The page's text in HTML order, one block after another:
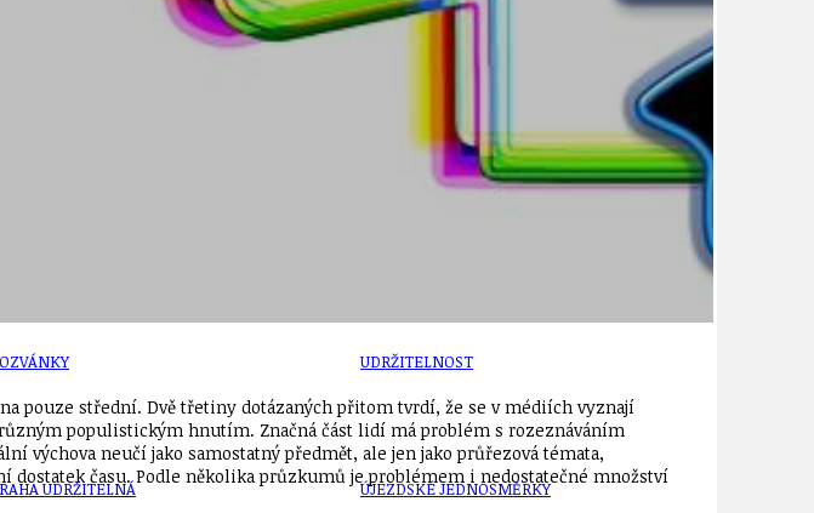
UDRŽITELNÁ
UDRŽITELNOST
ÚJEZDSKÉ JEDNOSMĚRKY
pouze střední. Dvě třetiny dotázaných přitom tvrdí, že se v médiích vyznají
populistickým hnutím. Značná část lidí má problém s rozeznáváním
výchova neučí jako samostatný předmět, ale jen jako průřezová témata,
dostatek času. Podle několika průzkumů je problémem i nedostatečné množství